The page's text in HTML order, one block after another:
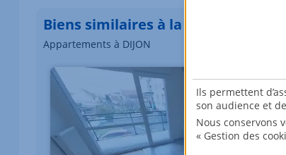
Biens similaires à la location
Appartements à DIJON
Élément 1 sur 1
Ils permettent
son audience et
Nous conservons
« Gestion des